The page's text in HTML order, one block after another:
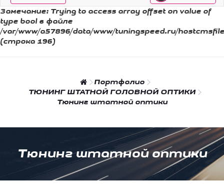
Замечание: Trying to access array offset on value of
type bool в файле
/var/www/a57896/data/www/tuningspeed.ru/
(строка 196)
Портфолио
ТЮНИНГ ШТАТНОЙ ГОЛОВНОЙ ОПТИКИ
Тюнинг штатной оптики
Тюнинг штатной оптики